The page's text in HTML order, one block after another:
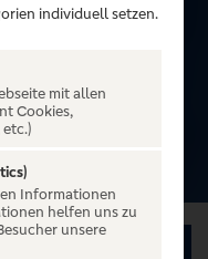
Hans
-
Leipzig
individuell setzen.
mit allen
Cookies,
Informationen
helfen uns zu
unsere